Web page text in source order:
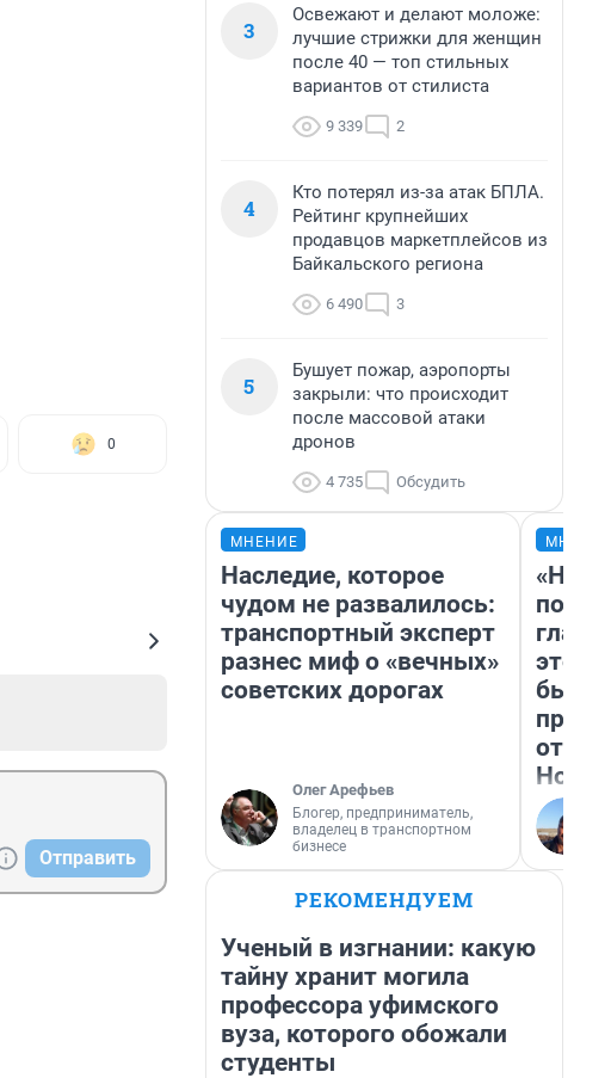
0
Отправить
3
Освежают и делают моложе:
лучшие стрижки для женщин
после 40 — топ стильных
вариантов от стилиста
9 339 2
4
Кто потерял из-за атак БПЛА.
Рейтинг крупнейших
продавцов маркетплейсов из
Байкальского региона
6 490 3
5
Бушует пожар, аэропорты
закрыли: что происходит
после массовой атаки
дронов
4 735 Обсудить
МНЕНИЕ
Наследие, которое
чудом не развалилось:
транспортный эксперт
разнес миф о «вечных»
советских дорогах
Олег Арефьев
Блогер, предприниматель,
владелец в транспортном
бизнесе
этого
бьет
РЕКОМЕНДУЕМ
Ученый в изгнании: какую
тайну хранит могила
профессора уфимского
вуза, которого обожали
студенты